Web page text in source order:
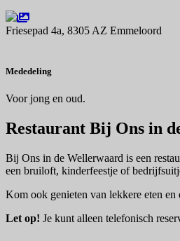
Friesepad 4a, 8305 AZ Emmeloord
Mededeling
Voor jong en oud.
Restaurant Bij Ons in
Bij Ons in de Wellerwaard is een
een bruiloft, kinderfeestje of
Kom ook genieten van lekkere eten
Let op! Je kunt alleen telefonisch